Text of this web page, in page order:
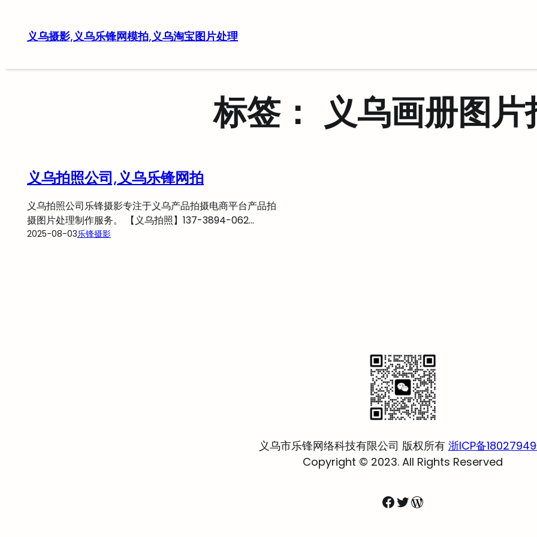
义乌摄影,义乌乐锋网模拍,义乌淘宝图片处理
标签： 义乌画册图片
义乌拍照公司,义乌乐锋网拍
义乌拍照公司乐锋摄影专注于义乌产品拍摄电商平台产品拍
摄图片处理制作服务。 【义乌拍照】137-3894-062…
2025-08-03乐锋摄影
义乌市乐锋网络科技有限公司 版权所有 浙ICP备
Copyright © 2023. All Rights Reserved
Facebook
Twitter
WordPress